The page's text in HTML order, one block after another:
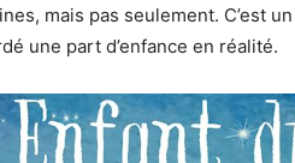
mais pas seulement. C’est
une part d’enfance en réalité.